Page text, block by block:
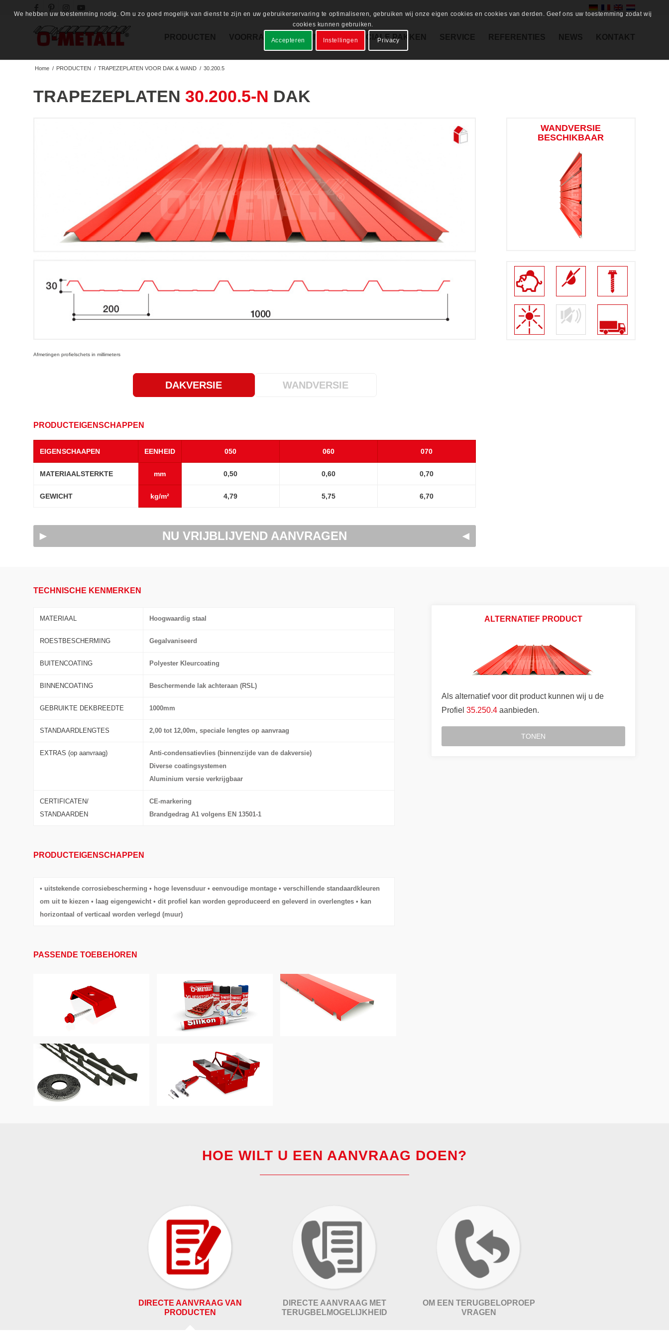
PRODUCTEN VOORRAAD ASSORTIMENT SPECIALE PAKKEN SERVICE REFERENTIES NEWS KONTAKT
Home / PRODUCTEN / TRAPEZEPLATEN VOOR DAK & WAND / 30.200.5
TRAPEZEPLATEN 30.200.5-N DAK
Afmetingen profielschets in millimeters
DAKVERSIE WANDVERSIE
PRODUCTEIGENSCHAPPEN
EIGENSCHAAPEN EENHEID 050 060 070
MATERIAALSTERKTE mm 0,50 0,60 0,70
GEWICHT kg/m² 4,79 5,75 6,70
WANDVERSIE
BESCHIKBAAR
NU VRIJBLIJVEND AANVRAGEN
TECHNISCHE KENMERKEN
MATERIAAL Hoogwaardig staal
ROESTBESCHERMING Gegalvaniseerd
BUITENCOATING Polyester Kleurcoating
BINNENCOATING Beschermende lak achteraan (RSL)
GEBRUIKTE DEKBREEDTE 1000mm
STANDAARDLENGTES 2,00 tot 12,00m, speciale lengtes op aanvraag
EXTRAS (op aanvraag)
Anti-condensatievlies (binnenzijde van de dakversie)
Diverse coatingsystemen
Aluminium versie verkrijgbaar
CERTIFICATEN/
STANDAARDEN
CE-markering
Brandgedrag A1 volgens EN 13501-1
PRODUCTEIGENSCHAPPEN
• uitstekende corrosiebescherming • hoge levensduur • eenvoudige montage • verschillende standaardkleuren
om uit te kiezen • laag eigengewicht • dit profiel kan worden geproduceerd en geleverd in overlengtes • kan
horizontaal of verticaal worden verlegd (muur)
PASSENDE TOEBEHOREN
BEVESTIGINGS MIDDELEN LAKKEN & AFDICHTING ZETWERK
ANDERE TOEBEHOREN GEREEDSCHAP
ALTERNATIEF PRODUCT
Als alternatief voor dit product kunnen wij u de
Profiel 35.250.4aanbieden.
TONEN
HOE WILT U EEN AANVRAAG DOEN?
DIRECTE AANVRAAG VAN
PRODUCTEN
DIRECTE AANVRAAG MET
TERUGBELMOGELIJKHEID
OM EEN TERUGBELOPROEP
VRAGEN
We hebben uw toestemming nodig. Om u zo goed mogelijk van dienst te zijn en uw gebruikerservaring te optimaliseren, gebruiken wij onze eigen cookies en cookies van derden. Geef ons uw toestemming zodat wij
cookies kunnen gebruiken.
Accepteren Instellingen Privacy